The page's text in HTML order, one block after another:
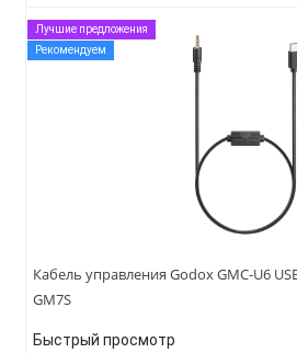
Лучшие предложения
Рекомендуем
Кабель управления Godox GMC-U6
GM7S
Быстрый просмотр